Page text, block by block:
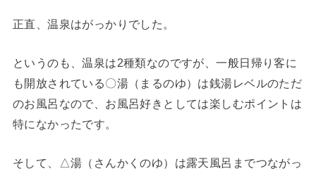
正直、温泉はがっかりでした。
というのも、温泉は2種類なのですが、一般日帰り客に
も開放されている〇湯（まるのゆ）は銭湯レベルのただ
のお風呂なので、お風呂好きとしては楽しむポイントは
特になかったです。
そして、△湯（さんかくのゆ）は露天風呂までつながっ